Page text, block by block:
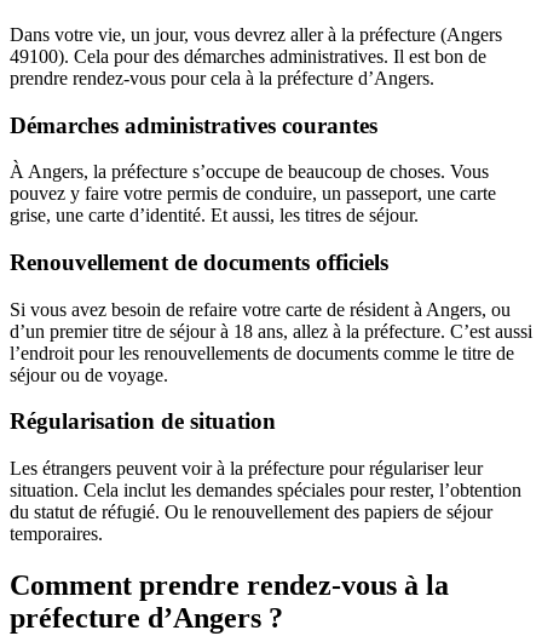
Dans votre vie, un jour, vous devrez aller à la préfecture (Angers
49100). Cela pour des démarches administratives. Il est bon de
prendre rendez-vous pour cela à la préfecture d’Angers.
Démarches administratives courantes
À Angers, la préfecture s’occupe de beaucoup de choses. Vous
pouvez y faire votre permis de conduire, un passeport, une carte
grise, une carte d’identité. Et aussi, les titres de séjour.
Renouvellement de documents officiels
Si vous avez besoin de refaire votre carte de résident à Angers, ou
d’un premier titre de séjour à 18 ans, allez à la préfecture. C’est aussi
l’endroit pour les renouvellements de documents comme le titre de
séjour ou de voyage.
Régularisation de situation
Les étrangers peuvent voir à la préfecture pour régulariser leur
situation. Cela inclut les demandes spéciales pour rester, l’obtention
du statut de réfugié. Ou le renouvellement des papiers de séjour
temporaires.
Comment prendre rendez-vous à la
préfecture d’Angers ?